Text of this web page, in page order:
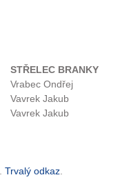
STŘELEC BRANKY
Vrabec Ondřej
Vavrek Jakub
Vavrek Jakub
Trvalý odkaz